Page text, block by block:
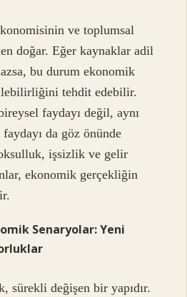
ve toplumsal
doğar. Eğer kaynaklar adil
bu durum ekonomik
tehdit edebilir.
faydayı değil, aynı
da göz önünde
işsizlik ve gelir
ekonomik gerçekliğin
Senaryolar: Yeni
sürekli değişen bir yapıdır.